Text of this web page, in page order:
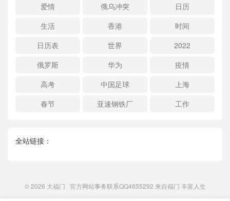
爱情
俄乌冲突
日历
生活
香港
时间
日历表
世界
2022
俄罗斯
华为
疫情
高考
中国足球
上海
春节
亚速钢铁厂 工作
全站链接：
© 2026 大福门 官方网站事务联系QQ4655292 来自福门 丰富人生